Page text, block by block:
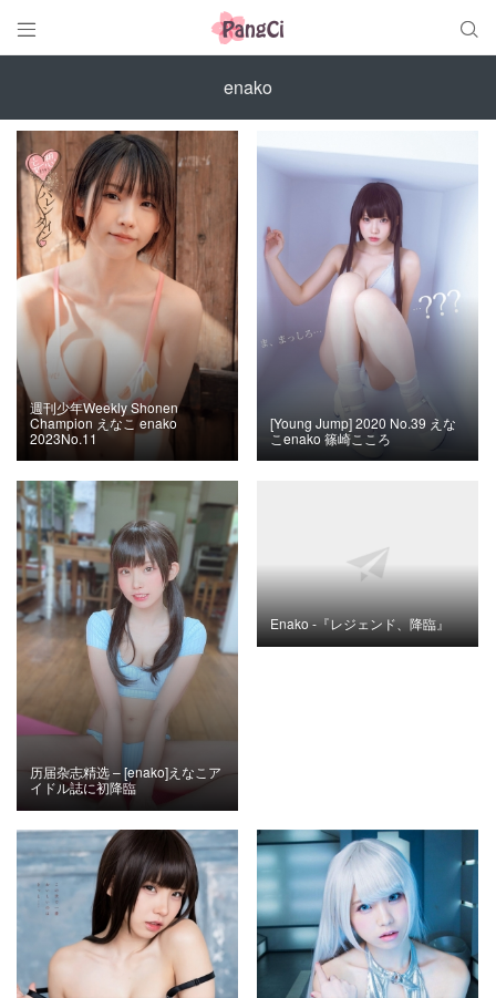
 
enako
週刊少年Weekly Shonen
Champion えなこ enako
2023No.11
[Young Jump] 2020 No.39 えな
こenako 篠崎こころ
历届杂志精选 – [enako]えなこア
イドル誌に初降臨
Enako -『レジェンド、降臨』